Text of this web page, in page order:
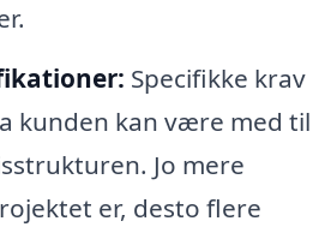
Specifikke krav
kunden kan være med til
Jo mere
er, desto flere